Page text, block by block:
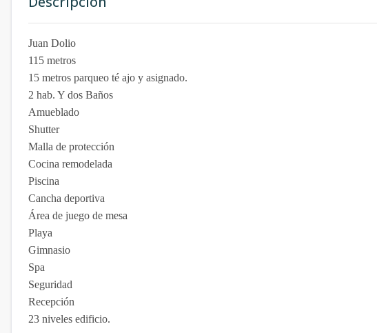
Juan Dolio
115 metros
15 metros parqueo té ajo y asignado.
2 hab. Y dos Baños
Amueblado
Shutter
Malla de protección
Cocina remodelada
Piscina
Cancha deportiva
Área de juego de mesa
Playa
Gimnasio
Spa
Seguridad
Recepción
23 niveles edificio.